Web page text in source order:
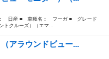
日産 ■ 車種名： フーガ ■ グレード
クルーズ）（エマ...
アラウンドビュー...